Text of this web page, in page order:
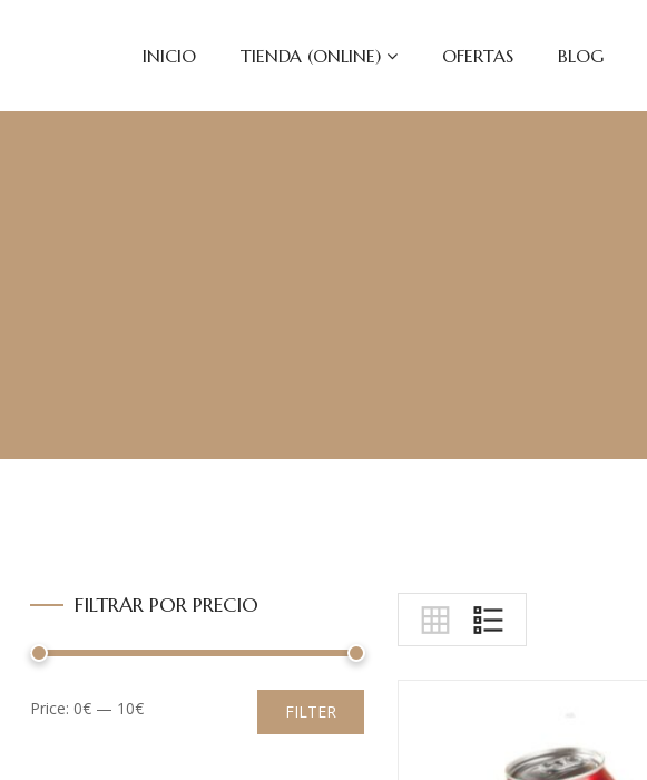
INICIO TIENDA (ONLINE) OFERTAS BLOG
FILTRAR POR PRECIO
FILTER
Price: 0€ — 10€